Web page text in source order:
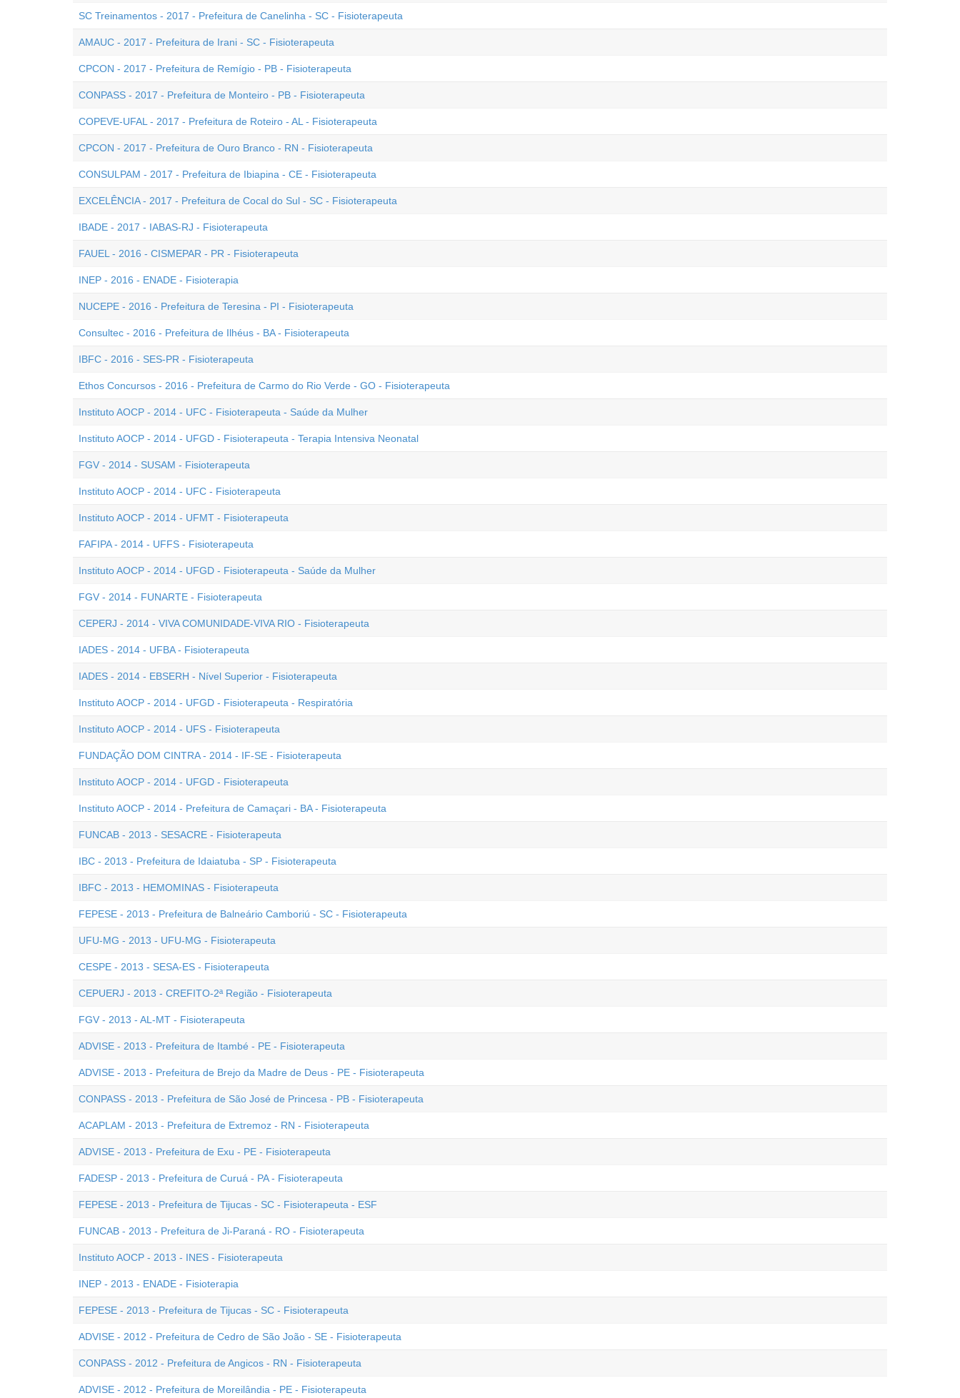
SC Treinamentos - 2017 - Prefeitura de Canelinha - SC - Fisioterapeuta
AMAUC - 2017 - Prefeitura de Irani - SC - Fisioterapeuta
CPCON - 2017 - Prefeitura de Remígio - PB - Fisioterapeuta
CONPASS - 2017 - Prefeitura de Monteiro - PB - Fisioterapeuta
COPEVE-UFAL - 2017 - Prefeitura de Roteiro - AL - Fisioterapeuta
CPCON - 2017 - Prefeitura de Ouro Branco - RN - Fisioterapeuta
CONSULPAM - 2017 - Prefeitura de Ibiapina - CE - Fisioterapeuta
EXCELÊNCIA - 2017 - Prefeitura de Cocal do Sul - SC - Fisioterapeuta
IBADE - 2017 - IABAS-RJ - Fisioterapeuta
FAUEL - 2016 - CISMEPAR - PR - Fisioterapeuta
INEP - 2016 - ENADE - Fisioterapia
NUCEPE - 2016 - Prefeitura de Teresina - PI - Fisioterapeuta
Consultec - 2016 - Prefeitura de Ilhéus - BA - Fisioterapeuta
IBFC - 2016 - SES-PR - Fisioterapeuta
Ethos Concursos - 2016 - Prefeitura de Carmo do Rio Verde - GO - Fisioterapeuta
Instituto AOCP - 2014 - UFC - Fisioterapeuta - Saúde da Mulher
Instituto AOCP - 2014 - UFGD - Fisioterapeuta - Terapia Intensiva Neonatal
FGV - 2014 - SUSAM - Fisioterapeuta
Instituto AOCP - 2014 - UFC - Fisioterapeuta
Instituto AOCP - 2014 - UFMT - Fisioterapeuta
FAFIPA - 2014 - UFFS - Fisioterapeuta
Instituto AOCP - 2014 - UFGD - Fisioterapeuta - Saúde da Mulher
FGV - 2014 - FUNARTE - Fisioterapeuta
CEPERJ - 2014 - VIVA COMUNIDADE-VIVA RIO - Fisioterapeuta
IADES - 2014 - UFBA - Fisioterapeuta
IADES - 2014 - EBSERH - Nível Superior - Fisioterapeuta
Instituto AOCP - 2014 - UFGD - Fisioterapeuta - Respiratória
Instituto AOCP - 2014 - UFS - Fisioterapeuta
FUNDAÇÃO DOM CINTRA - 2014 - IF-SE - Fisioterapeuta
Instituto AOCP - 2014 - UFGD - Fisioterapeuta
Instituto AOCP - 2014 - Prefeitura de Camaçari - BA - Fisioterapeuta
FUNCAB - 2013 - SESACRE - Fisioterapeuta
IBC - 2013 - Prefeitura de Idaiatuba - SP - Fisioterapeuta
IBFC - 2013 - HEMOMINAS - Fisioterapeuta
FEPESE - 2013 - Prefeitura de Balneário Camboriú - SC - Fisioterapeuta
UFU-MG - 2013 - UFU-MG - Fisioterapeuta
CESPE - 2013 - SESA-ES - Fisioterapeuta
CEPUERJ - 2013 - CREFITO-2ª Região - Fisioterapeuta
FGV - 2013 - AL-MT - Fisioterapeuta
ADVISE - 2013 - Prefeitura de Itambé - PE - Fisioterapeuta
ADVISE - 2013 - Prefeitura de Brejo da Madre de Deus - PE - Fisioterapeuta
CONPASS - 2013 - Prefeitura de São José de Princesa - PB - Fisioterapeuta
ACAPLAM - 2013 - Prefeitura de Extremoz - RN - Fisioterapeuta
ADVISE - 2013 - Prefeitura de Exu - PE - Fisioterapeuta
FADESP - 2013 - Prefeitura de Curuá - PA - Fisioterapeuta
FEPESE - 2013 - Prefeitura de Tijucas - SC - Fisioterapeuta - ESF
FUNCAB - 2013 - Prefeitura de Ji-Paraná - RO - Fisioterapeuta
Instituto AOCP - 2013 - INES - Fisioterapeuta
INEP - 2013 - ENADE - Fisioterapia
FEPESE - 2013 - Prefeitura de Tijucas - SC - Fisioterapeuta
ADVISE - 2012 - Prefeitura de Cedro de São João - SE - Fisioterapeuta
CONPASS - 2012 - Prefeitura de Angicos - RN - Fisioterapeuta
ADVISE - 2012 - Prefeitura de Moreilândia - PE - Fisioterapeuta